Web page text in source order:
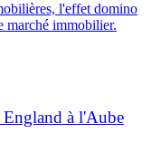
l'effet domino
marché immobilier.
à l'Aube